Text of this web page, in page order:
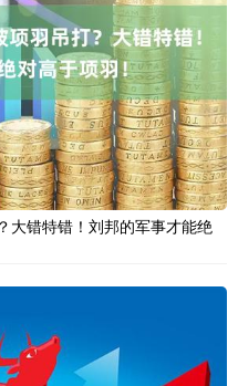
大错特错！刘邦的军事才能绝